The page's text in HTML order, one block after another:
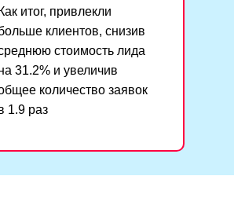
Как итог, привлекли
клиентов, снизив
стоимость лида
31.2% и увеличив
количество заявок
1.9 раз